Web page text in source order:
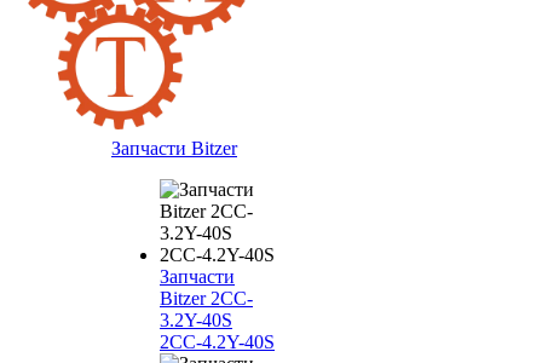
Запчасти Bitzer
Запчасти
Bitzer 2CC-
3.2Y-40S
2CC-4.2Y-40S